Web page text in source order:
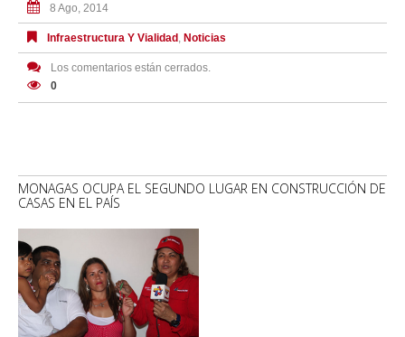
8 Ago, 2014
Infraestructura Y Vialidad , Noticias
Los comentarios están cerrados.
0
MONAGAS OCUPA EL SEGUNDO LUGAR EN CONSTRUCCIÓN DE
CASAS EN EL PAÍS